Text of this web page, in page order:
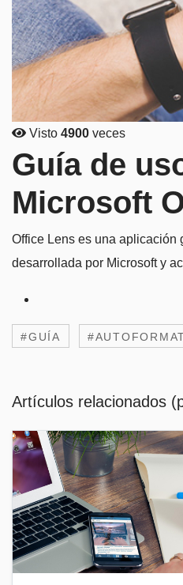
Visto 4900 veces
Guía de
Microsoft
Office Lens es una aplicación
desarrollada por Microsoft y
#GUÍA
Artículos relacionados